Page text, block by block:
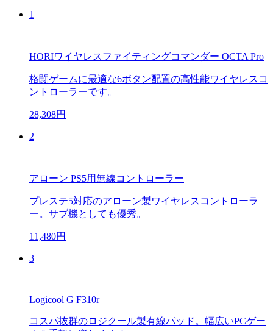
1
HORIワイヤレスファイティングコマンダー OCTA Pro
格闘ゲームに最適な6ボタン配置の高性能ワイヤレスコ
ントローラーです。
28,308円
2
アローン PS5用無線コントローラー
プレステ5対応のアローン製ワイヤレスコントローラ
ー。サブ機としても優秀。
11,480円
3
Logicool G F310r
コスパ抜群のロジクール製有線パッド。幅広いPCゲー